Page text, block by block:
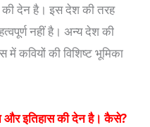
देन है। इस देश की तरह
नहीं है। अन्य देश की
में कवियों की विशिष्ट भूमिका
और इतिहास की देन है। कैसे?